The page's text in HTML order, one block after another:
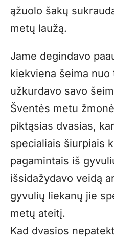
ąžuolo šakų
metų laužą.
Jame degindavo
kiekviena šeima nuo
užkurdavo savo
Šventės metu
piktąsias dvasias,
specialiais šiurpiais
pagamintais iš
išsidažydavo veidą
gyvulių liekanų jie
metų ateitį.
Kad dvasios